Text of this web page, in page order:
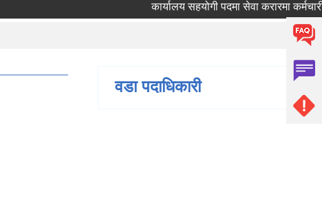
कार्यालय सहयोगी पदमा सेवा करारमा कर्मचारी
वडा पदाधिकारी